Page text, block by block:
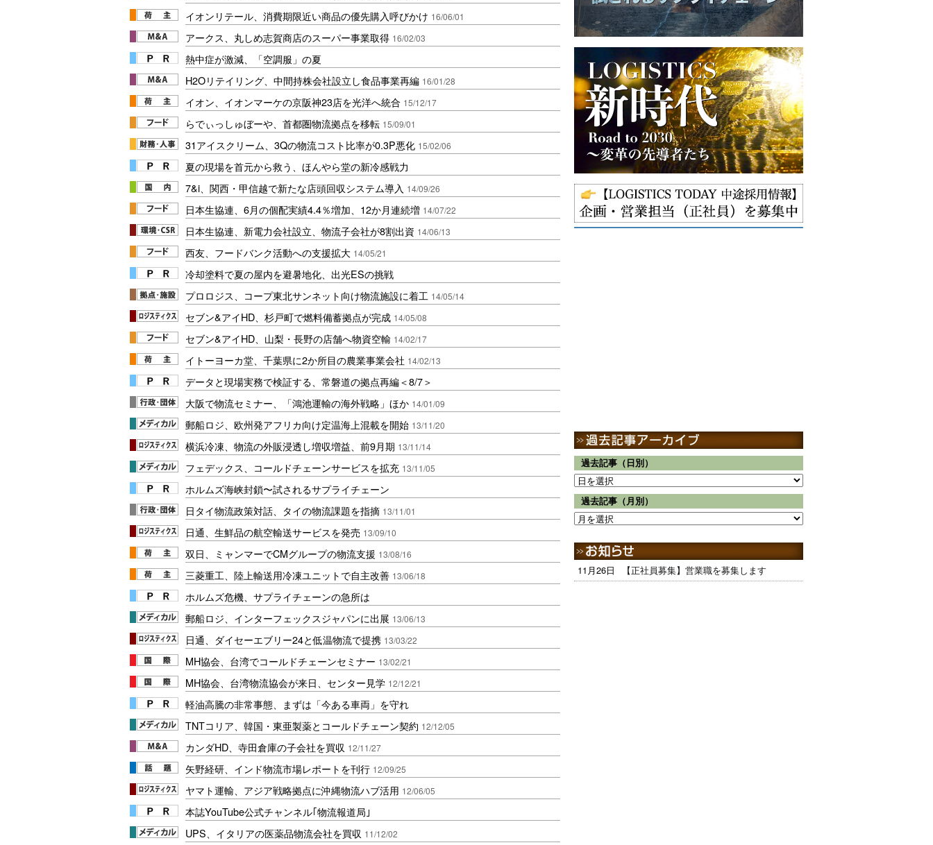
イオンリテール、消費期限近い商品の優先購入呼びかけ 16/06/01
アークス、丸しめ志賀商店のスーパー事業取得 16/02/03
熱中症が激減、「空調服」の夏
H2Oリテイリング、中間持株会社設立し食品事業再編 16/01/28
イオン、イオンマーケの京阪神23店を光洋へ統合 15/12/17
らでぃっしゅぼーや、首都圏物流拠点を移転 15/09/01
31アイスクリーム、3Qの物流コスト比率が0.3P悪化 15/02/06
夏の現場を首元から救う、ほんやら堂の新冷感戦力
7&i、関西・甲信越で新たな店頭回収システム導入 14/09/26
日本生協連、6月の個配実績4.4％増加、12か月連続増 14/07/22
日本生協連、新電力会社設立、物流子会社が8割出資 14/06/13
西友、フードバンク活動への支援拡大 14/05/21
冷却塗料で夏の屋内を避暑地化、出光ESの挑戦
プロロジス、コープ東北サンネット向け物流施設に着工 14/05/14
セブン&アイHD、杉戸町で燃料備蓄拠点が完成 14/05/08
セブン&アイHD、山梨・長野の店舗へ物資空輸 14/02/17
イトーヨーカ堂、千葉県に2か所目の農業事業会社 14/02/13
データと現場実務で検証する、常磐道の拠点再編＜8/7＞
大阪で物流セミナー、「鴻池運輸の海外戦略」ほか 14/01/09
郵船ロジ、欧州発アフリカ向け定温海上混載を開始 13/11/20
横浜冷凍、物流の外販浸透し増収増益、前9月期 13/11/14
フェデックス、コールドチェーンサービスを拡充 13/11/05
ホルムズ海峡封鎖〜試されるサプライチェーン
日タイ物流政策対話、タイの物流課題を指摘 13/11/01
日通、生鮮品の航空輸送サービスを発売 13/09/10
双日、ミャンマーでCMグループの物流支援 13/08/16
三菱重工、陸上輸送用冷凍ユニットで自主改善 13/06/18
ホルムズ危機、サプライチェーンの急所は
郵船ロジ、インターフェックスジャパンに出展 13/06/13
日通、ダイセーエブリー24と低温物流で提携 13/03/22
MH協会、台湾でコールドチェーンセミナー 13/02/21
MH協会、台湾物流協会が来日、センター見学 12/12/21
軽油高騰の非常事態、まずは「今ある車両」を守れ
TNTコリア、韓国・東亜製薬とコールドチェーン契約 12/12/05
カンダHD、寺田倉庫の子会社を買収 12/11/27
矢野経研、インド物流市場レポートを刊行 12/09/25
ヤマト運輸、アジア戦略拠点に沖縄物流ハブ活用 12/06/05
本誌YouTube公式チャンネル｢物流報道局｣
UPS、イタリアの医薬品物流会社を買収 11/12/02
過去記事（日別）
過去記事（月別）
11月26日 【正社員募集】営業職を募集します